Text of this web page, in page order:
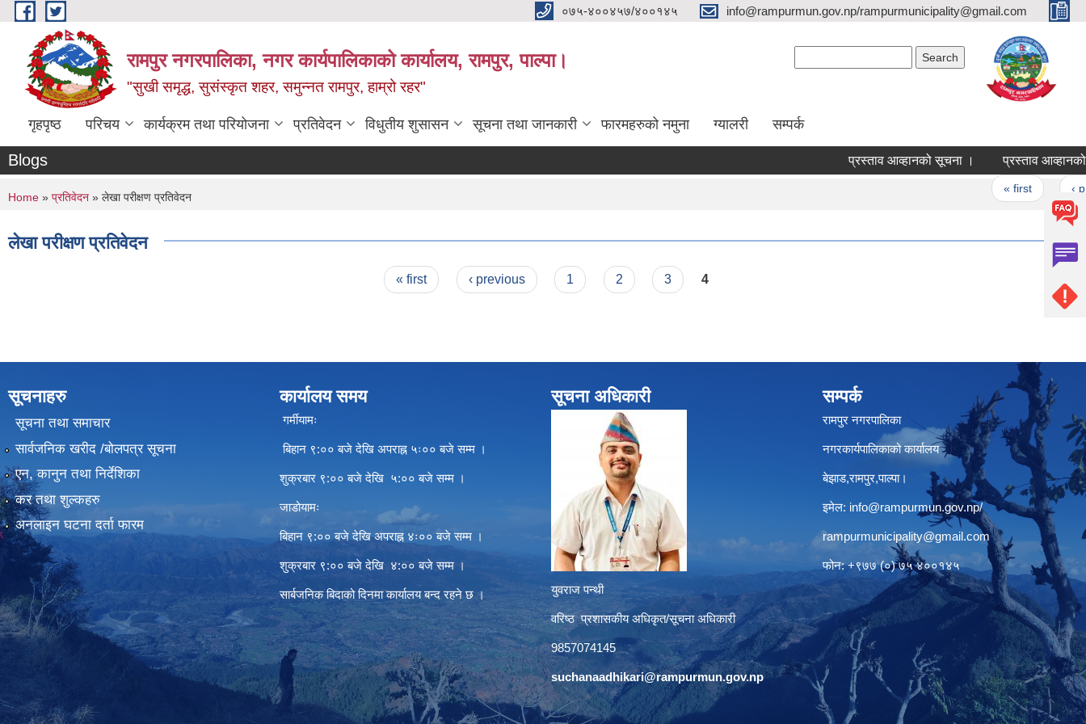
Skip to main content ०७५-४००४५७/४००१४५ info@rampurmun.gov.np/rampurmunicipality@gmail.com
रामपुर नगरपालिका, नगर कार्यपालिकाको कार्यालय, रामपुर, पाल्पा।
"सुखी समृद्ध, सुसंस्कृत शहर, समुन्नत रामपुर, हाम्रो रहर"
गृहपृष्ठ परिचय कार्यक्रम तथा परियोजना प्रतिवेदन विधुतीय शुसासन सूचना तथा जानकारी फारमहरुको नमुना ग्यालरी सम्पर्क
Blogs प्रस्ताव आव्हानको सूचना । प्रस्ताव आव्हानको
« first ‹
You are here
Home » प्रतिवेदन » लेखा परीक्षण प्रतिवेदन
लेखा परीक्षण प्रतिवेदन
« first ‹ previous 1 2 3 4
सूचनाहरु
सूचना तथा समाचार
सार्वजनिक खरीद /बोलपत्र सूचना
एन, कानुन तथा निर्देशिका
कर तथा शुल्कहरु
अनलाइन घटना दर्ता फारम
कार्यालय समय
गर्मीयामः
बिहान ९:०० बजे देखि अपराह्न ५ः०० बजे सम्म ।
शुक्रबार ९:०० बजे देखि ५:०० बजे सम्म ।
जाडोयामः
बिहान ९:०० बजे देखि अपराह्न ४ः०० बजे सम्म ।
शुक्रबार ९:०० बजे देखि ४:०० बजे सम्म ।
सार्बजनिक बिदाको दिनमा कार्यालय बन्द रहने छ ।
सूचना अधिकारी
युवराज पन्थी
वरिष्ठ प्रशासकीय अधिकृत/सूचना अधिकारी
9857074145
suchanaadhikari@rampurmun.gov.np
सम्पर्क
रामपुर नगरपालिका
नगरकार्यपालिकाको कार्यालय
बेझाड,रामपुर,पाल्पा।
इमेल: info@rampurmun.gov.np/
rampurmunicipality@gmail.com
फोन: +९७७ (०) ७५ ४००१४५